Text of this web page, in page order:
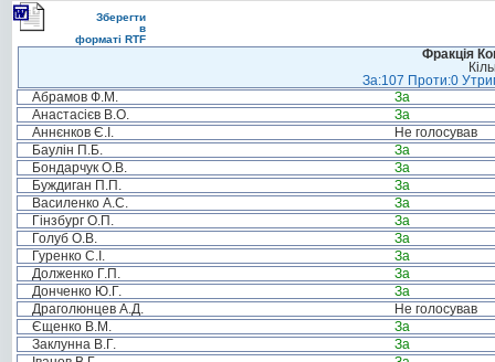
Зберегти
в
форматі RTF
Фракція
За:107 Проти:0
Абрамов Ф.М.
За
Анастасієв В.О.
За
Аннєнков Є.І.
Не голосував
Баулін П.Б.
За
Бондарчук О.В.
За
Буждиган П.П.
За
Василенко А.С.
За
Гінзбург О.П.
За
Голуб О.В.
За
Гуренко С.І.
За
Долженко Г.П.
За
Донченко Ю.Г.
За
Драголюнцев А.Д.
Не голосував
Єщенко В.М.
За
Заклунна В.Г.
За